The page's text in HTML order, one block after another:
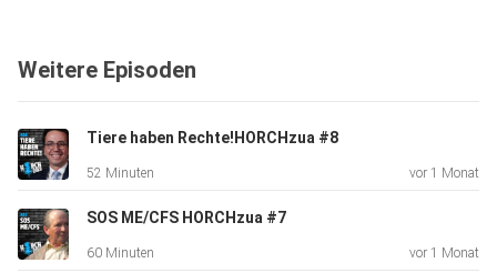
Sozialen
dort
folgst:Facebook:
https://www.facebook.com/fpoe.tirolInstagram:
https://www.instagram.com/fpoe.tirol/TikTok:
https://www.tiktok.com/@fpoe.tirolYoutube:
Weitere Episoden
Tiere haben Rechte!️HORCHzua #8
52 Minuten vor 1 Monat
SOS ME/CFS ️HORCHzua #7
60 Minuten vor 1 Monat